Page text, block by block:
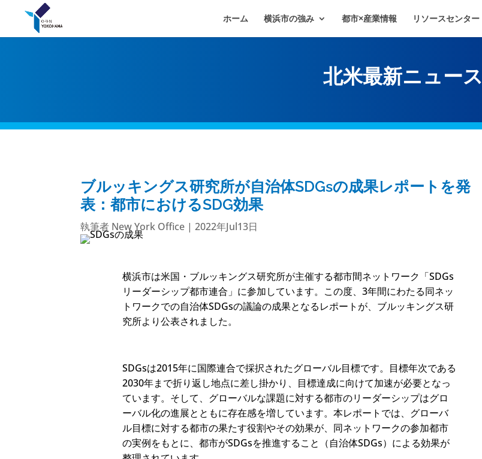
ホーム 横浜市の強み 都市×産業情報 リソースセンター
北米最新ニュース
ブルッキングス研究所が自治体SDGsの成果レポートを発
表：都市におけるSDG効果
執筆者 New York Office |2022年Jul13日
横浜市は米国・ブルッキングス研究所が主催する都市間ネットワーク「SDGs
リーダーシップ都市連合」に参加しています。この度、3年間にわたる同ネッ
トワークでの自治体SDGsの議論の成果となるレポートが、ブルッキングス研
究所より公表されました。
SDGsは2015年に国際連合で採択されたグローバル目標です。目標年次である
2030年まで折り返し地点に差し掛かり、目標達成に向けて加速が必要となっ
ています。そして、グローバルな課題に対する都市のリーダーシップはグロ
ーバル化の進展とともに存在感を増しています。本レポートでは、グローバ
ル目標に対する都市の果たす役割やその効果が、同ネットワークの参加都市
の実例をもとに、都市がSDGsを推進すること（自治体SDGs）による効果が